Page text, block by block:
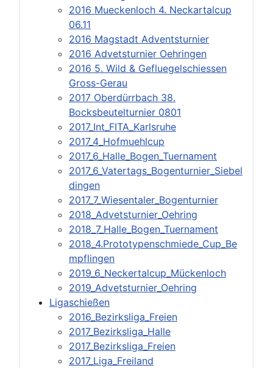
2016 Mueckenloch 4. Neckartalcup
06.11
2016 Magstadt Adventsturnier
2016 Advetsturnier Oehringen
2016 5. Wild & Gefluegelschiessen
Gross-Gerau
2017 Oberdürrbach 38.
Bocksbeutelturnier 0801
2017_Int_FITA_Karlsruhe
2017_4_Hofmuehlcup
2017_6_Halle_Bogen_Tuernament
2017_6_Vatertags_Bogenturnier_Siebel
dingen
2017_7_Wiesentaler_Bogenturnier
2018_Advetsturnier_Oehring
2018_7_Halle_Bogen_Tuernament
2018_4.Prototypenschmiede_Cup_Be
mpflingen
2019_6_Neckertalcup_Mückenloch
2019_Advetsturnier_Oehring
Ligaschießen
2016_Bezirksliga_Freien
2017_Bezirksliga_Halle
2017_Bezirksliga_Freien
2017_Liga_Freiland